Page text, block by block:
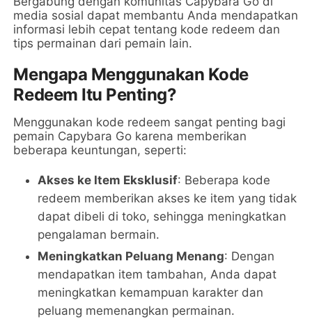
media sosial dapat membantu Anda mendapatkan
informasi lebih cepat tentang kode redeem dan
tips permainan dari pemain lain.
Mengapa Menggunakan Kode
Redeem Itu Penting?
Menggunakan kode redeem sangat penting bagi
pemain Capybara Go karena memberikan
beberapa keuntungan, seperti:
Akses ke Item Eksklusif: Beberapa kode
redeem memberikan akses ke item yang tidak
dapat dibeli di toko, sehingga meningkatkan
pengalaman bermain.
Meningkatkan Peluang Menang: Dengan
mendapatkan item tambahan, Anda dapat
meningkatkan kemampuan karakter dan
peluang memenangkan permainan.